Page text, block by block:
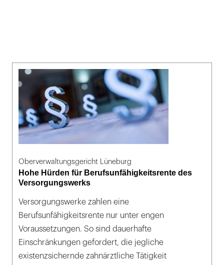
Oberverwaltungsgericht Lüneburg
Hohe Hürden für Berufsunfähigkeitsrente des
Versorgungswerks
Versorgungswerke zahlen eine
Berufsunfähigkeitsrente nur unter engen
Voraussetzungen. So sind dauerhafte
Einschränkungen gefordert, die jegliche
existenzsichernde zahnärztliche Tätigkeit